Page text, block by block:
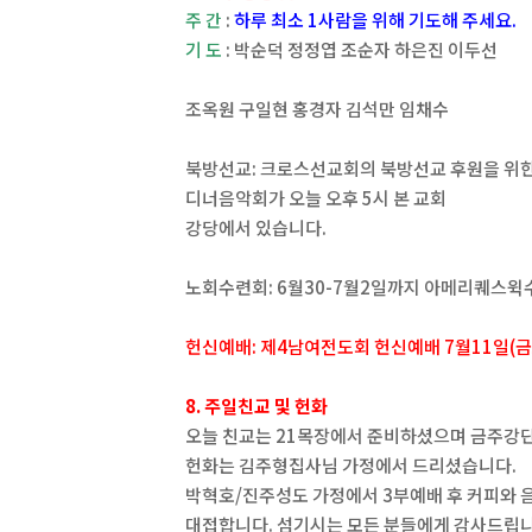
주 간 :하루 최소 1사람을 위해 기도해 주세요.
기 도 : 박순덕 정정엽 조순자 하은진 이두선
조옥원 구일현 홍경자 김석만 임채수
북방선교: 크로스선교회의 북방선교 후원을 위
디너음악회가 오늘 오후 5시 본 교회
강당에서 있습니다.
노회수련회: 6월30-7월2일까지 아메리퀘스윅
헌신예배: 제4남여전도회 헌신예배 7월11일(
8. 주일친교 및 헌화
오늘 친교는 21목장에서 준비하셨으며 금주강
헌화는 김주형집사님 가정에서 드리셨습니다.
박혁호/진주성도 가정에서 3부예배 후 커피와
대접합니다. 섬기시는 모든 분들에게 감사드립